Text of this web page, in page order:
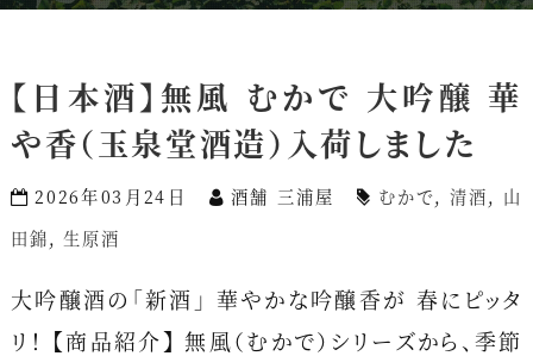
【日本酒】無風 むかで 大吟醸 華
や香（玉泉堂酒造）入荷しました
2026年03月24日 酒舗 三浦屋 むかで, 清酒, 山
田錦,生原酒
大吟醸酒の「新酒」 華やかな吟醸香が 春にピッタ
リ！ 【商品紹介】 無風（むかで）シリーズから、季節